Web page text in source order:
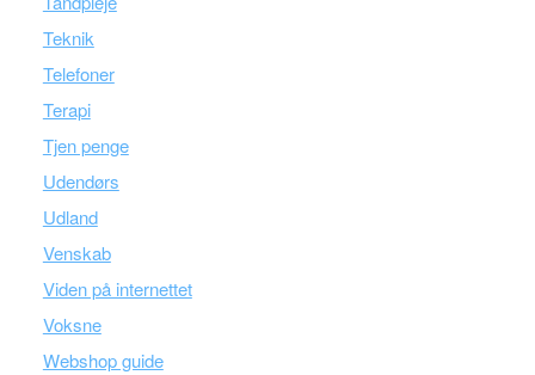
Teknik
Telefoner
Terapi
Tjen penge
Udendørs
Udland
Venskab
Viden på internettet
Voksne
Webshop guide